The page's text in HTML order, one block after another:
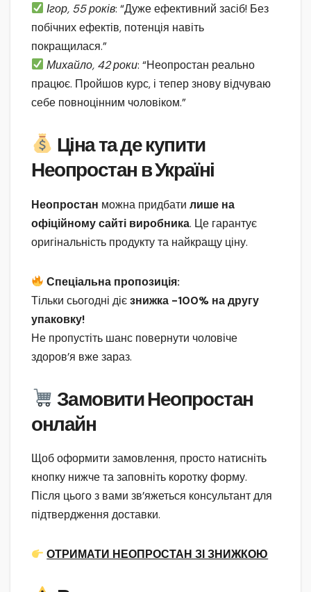
Ігор, 55 років: “Дуже ефективний засіб! Без
побічних ефектів, потенція навіть
покращилася.”
Михайло, 42 роки: “Неопростан реально
працює. Пройшов курс, і тепер знову відчуваю
себе повноцінним чоловіком.”
Ціна та де купити
Неопростан в Україні
Неопростан можна придбати лише на
офіційному сайті виробника. Це гарантує
оригінальність продукту та найкращу ціну.
Спеціальна пропозиція:
Тільки сьогодні дієзнижка -100% на другу
упаковку!
Не пропустіть шанс повернути чоловіче
здоров’я вже зараз.
Замовити Неопростан
онлайн
Щоб оформити замовлення, просто натисніть
кнопку нижче та заповніть коротку форму.
Після цього з вами зв’яжеться консультант для
підтвердження доставки.
ОТРИМАТИ НЕОПРОСТАН ЗІ ЗНИЖКОЮ